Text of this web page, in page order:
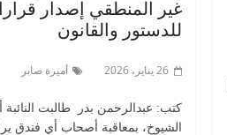
غير المنطقي إصدار
للدستور والقانون
26 يناير، 2026 أميرة صابر
كتب: عبدالرحمن بدر طالبت
الشيوخ، بمعاقبة أصحاب أي فندق